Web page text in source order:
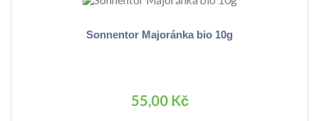
Sonnentor Majoránka bio 10g
55,00 Kč